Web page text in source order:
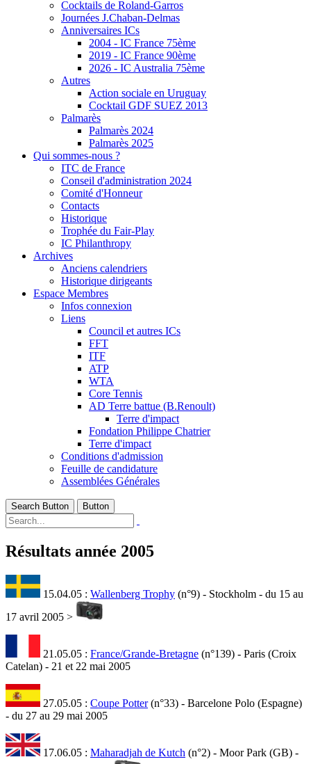
Cocktails de Roland-Garros
Journées J.Chaban-Delmas
Anniversaires ICs
2004 - IC France 75ème
2019 - IC France 90ème
2026 - IC Australia 75ème
Autres
Action sociale en Uruguay
Cocktail GDF SUEZ 2013
Palmarès
Palmarès 2024
Palmarès 2025
Qui sommes-nous ?
ITC de France
Conseil d'administration 2024
Comité d'Honneur
Contacts
Historique
Trophée du Fair-Play
IC Philanthropy
Archives
Anciens calendriers
Historique dirigeants
Espace Membres
Infos connexion
Liens
Council et autres ICs
FFT
ITF
ATP
WTA
Core Tennis
AD Terre battue (B.Renoult)
Terre d'impact
Fondation Philippe Chatrier
Terre d'impact
Conditions d'admission
Feuille de candidature
Assemblées Générales
Search Button Button
Résultats année 2005
15.04.05 : Wallenberg Trophy (n°9) - Stockholm - du 15 au
17 avril 2005 >
21.05.05 : France/Grande-Bretagne (n°139) - Paris (Croix
Catelan) - 21 et 22 mai 2005
27.05.05 : Coupe Potter(n°33) - Barcelone Polo (Espagne)
- du 27 au 29 mai 2005
17.06.05 : Maharadjah de Kutch (n°2) - Moor Park (GB) -